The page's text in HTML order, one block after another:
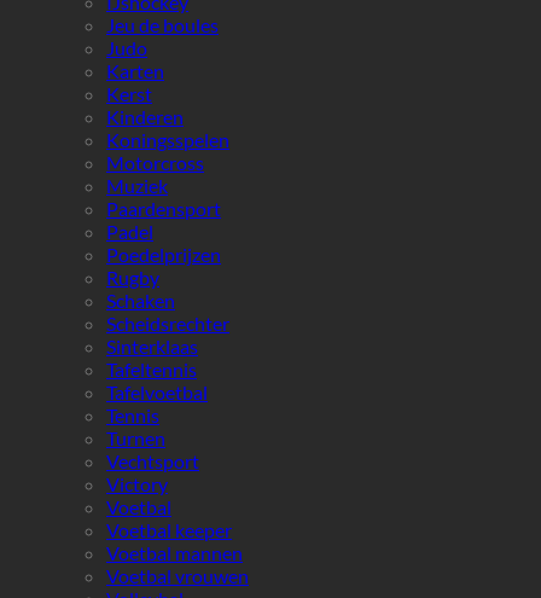
Jeu de boules
Judo
Karten
Kerst
Kinderen
Koningsspelen
Motorcross
Muziek
Paardensport
Padel
Poedelprijzen
Rugby
Schaken
Scheidsrechter
Sinterklaas
Tafeltennis
Tafelvoetbal
Tennis
Turnen
Vechtsport
Victory
Voetbal
Voetbal keeper
Voetbal mannen
Voetbal vrouwen